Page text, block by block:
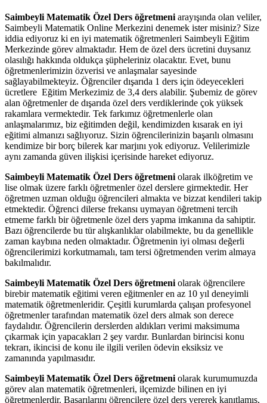
Saimbeyli Matematik Özel Ders öğretmeni arayışında olan veliler,
Saimbeyli Matematik Online Merkezini denemek ister misiniz? Size
iddia ediyoruz ki en iyi matematik öğretmenleri Saimbeyli Eğitim
Merkezinde görev almaktadır. Hem de özel ders ücretini duysanız
olasılığı hakkında oldukça şüpheleriniz olacaktır. Evet, bunu
öğretmenlerimizin özverisi ve anlaşmalar sayesinde
sağlayabilmekteyiz. Öğrenciler dışarıda 1 ders için ödeyecekleri
ücretlere Eğitim Merkezimiz de 3,4 ders alabilir. Şubemiz de görev
alan öğretmenler de dışarıda özel ders verdiklerinde çok yüksek
rakamlara vermektedir. Tek farkımız öğretmenlerle olan
anlaşmalarımız, biz eğitimden değil, kendimizden kısarak en iyi
eğitimi almanızı sağlıyoruz. Sizin öğrencilerinizin başarılı olmasını
kendimize bir borç bilerek kar marjını yok ediyoruz. Velilerimizle
aynı zamanda güven ilişkisi içerisinde hareket ediyoruz.
Saimbeyli Matematik Özel Ders öğretmeni olarak ilköğretim ve
lise olmak üzere farklı öğretmenler özel derslere girmektedir. Her
öğretmen uzman olduğu öğrencileri almakta ve bizzat kendileri takip
etmektedir. Öğrenci dilerse frekansı uymayan öğretmeni tercih
etmeme farklı bir öğretmenle özel ders yapma imkanına da sahiptir.
Bazı öğrencilerde bu tür alışkanlıklar olabilmekte, bu da genellikle
zaman kaybına neden olmaktadır. Öğretmenin iyi olması değerli
öğrencilerimizi korkutmamalı, tam tersi öğretmenden verim almaya
bakılmalıdır.
Saimbeyli Matematik Özel Ders öğretmeni olarak öğrencilere
birebir matematik eğitimi veren eğitmenler en az 10 yıl deneyimli
matematik öğretmenleridir. Çeşitli kurumlarda çalışan profesyonel
öğretmenler tarafından matematik özel ders almak son derece
faydalıdır. Öğrencilerin derslerden aldıkları verimi maksimuma
çıkarmak için yapacakları 2 şey vardır. Bunlardan birincisi konu
tekrarı, ikincisi de konu ile ilgili verilen ödevin eksiksiz ve
zamanında yapılmasıdır.
Saimbeyli Matematik Özel Ders öğretmeni olarak kurumumuzda
görev alan matematik öğretmenleri, ilçemizde bilinen en iyi
öğretmenlerdir. Başarılarını öğrencilere özel ders vererek kanıtlamış,